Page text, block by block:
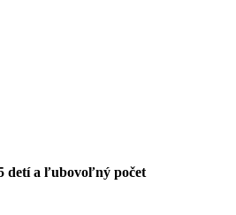
detí a ľubovoľný počet